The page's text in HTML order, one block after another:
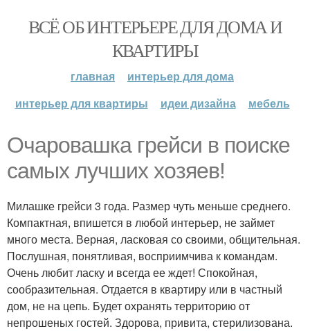
ВСЁ ОБ ИНТЕРЬЕРЕ ДЛЯ ДОМА И
КВАРТИРЫ
главная
интерьер для дома
интерьер для квартиры
идеи дизайна мебель
Очаровашка грейси в поиске
самых лучших хозяев!
Милашке грейси 3 года. Размер чуть меньше среднего.
Компактная, впишется в любой интерьер, не займет
много места. Верная, ласковая со своими, общительная.
Послушная, понятливая, восприимчива к командам.
Очень любит ласку и всегда ее ждет! Спокойная,
сообразительная. Отдается в квартиру или в частный
дом, не на цепь. Будет охранять территорию от
непрошеных гостей. Здорова, привита, стерилизована.